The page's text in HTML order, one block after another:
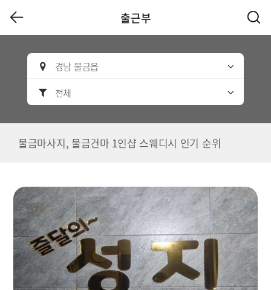
출근부
경남 물금읍
전체
물금마사지, 물금건마 1인샵 스웨디시 인기 순위